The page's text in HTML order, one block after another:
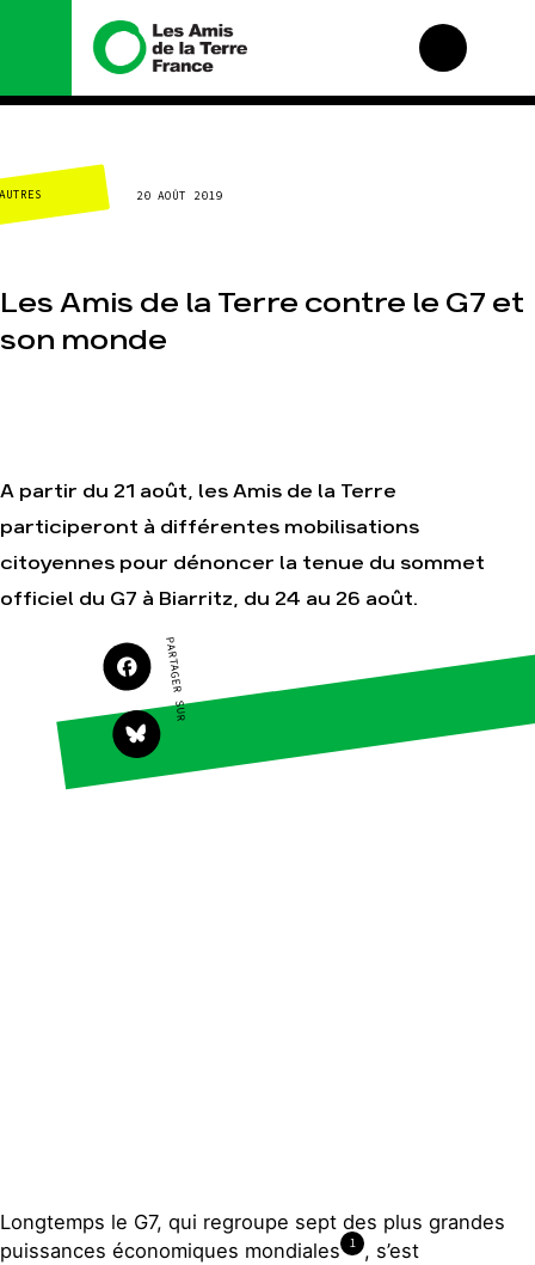
Nous connaître
Histoire
Valeurs
Équipes et
fonctionnement
de la Terre
Mode : une tendance
Agir
S'engager sur le
terrain
Agir au quotidien
Soutenir les
campagnes
Transmettre tout ou
Nos thématiques
Agriculture
Multinationales
AUTRES 20 AOÛT 2019
Les Amis de la Terre contre le G7 et
son monde
A partir du 21 août, les Amis de la Terre
participeront à différentes mobilisations
citoyennes pour dénoncer la tenue du sommet
officiel du G7 à Biarritz, du 24 au 26 août.
PARTAGER SUR
Longtemps le G7, qui regroupe sept des plus grandes
puissances économiques mondiales
1
, s’est